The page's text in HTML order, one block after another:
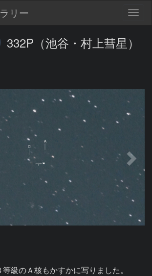
リー
332P（池谷・村上彗星）
級のＡ核もかすかに写りました。